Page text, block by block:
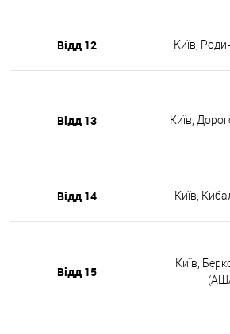
Відд 12 Київ,
Відд 13 Київ,
Відд 14 Київ,
Відд 15
Київ,